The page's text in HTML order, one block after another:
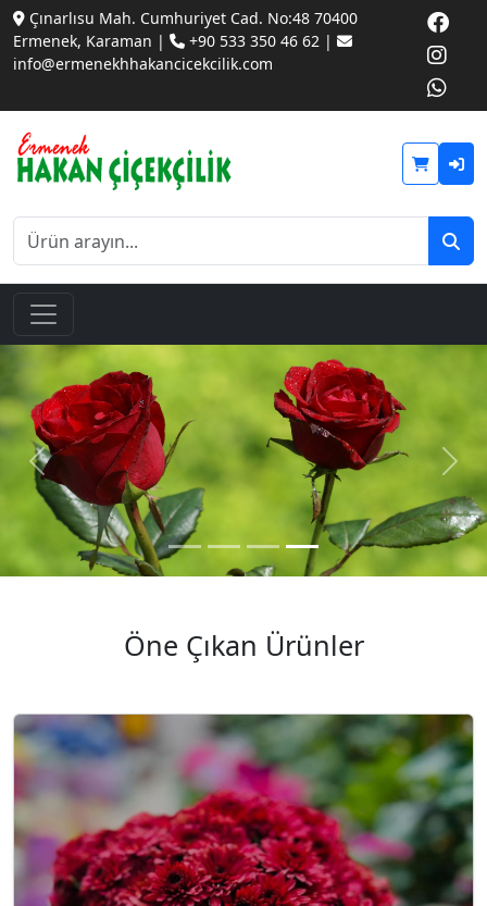
Çınarlısu Mah. Cumhuriyet Cad. No:48 70400
Ermenek, Karaman |
+90 533 350 46 62 |
info@ermenekhhakancicekcilik.com
Öne Çıkan Ürünler